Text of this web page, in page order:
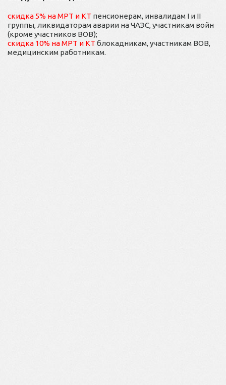
скидка 5% на МРТ и КТ пенсионерам, инвалидам I и II
группы, ликвидаторам аварии на ЧАЭС, участникам войн
(кроме участников ВОВ);
скидка 10% на МРТ и КТ блокадникам, участникам ВОВ,
медицинским работникам.